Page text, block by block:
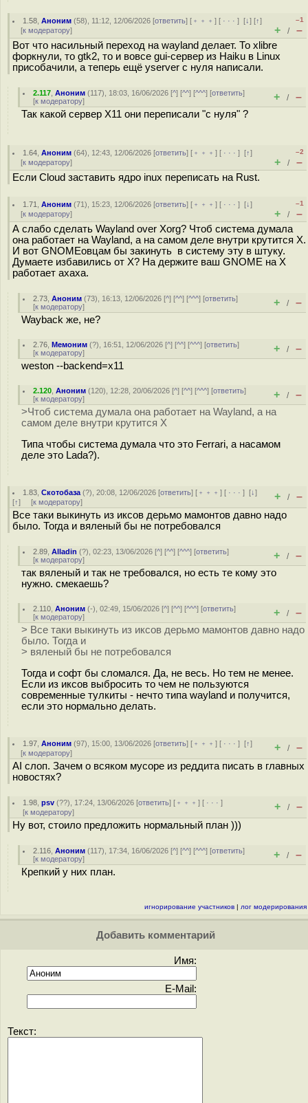
1.58 ,Аноним (58), 11:12, 12/06/2026 [ответить] [ ﹢﹢﹢] [ · · ·][↓] [↑]
[к модератору]
–1
+ / –
Вот что насильный переход на wayland делает. То xlibre
форкнули, то gtk2, то и вовсе gui-сервер из Haiku в Linux
присoбaчили, а теперь ещё yserver с нуля написали.
2.117 ,Аноним (117), 18:03, 16/06/2026 [^] [^^] [^^^] [ответить]
[к модератору] + / –
Так какой сервер X11 они переписали "с нуля" ?
1.64 ,Аноним (64), 12:43, 12/06/2026 [ответить] [ ﹢﹢﹢] [ · · ·][↑]
[к модератору]
–2
+ / –
Если Cloud заставить ядро inux переписать на Rust.
1.71 ,Аноним (71), 15:23, 12/06/2026 [ответить] [ ﹢﹢﹢] [ · · ·][↓]
[к модератору]
–1
+ / –
А слабо сделать Wayland over Xorg? Чтоб система думала
она работает на Wayland, а на самом деле внутри крутится X.
И вот GNOMEовцам бы закинуть в систему эту в штуку.
Думаете избавились от X? На держите ваш GNOME на X
работает ахаха.
2.73 ,Аноним (73), 16:13, 12/06/2026 [^] [^^] [^^^] [ответить]
[к модератору] + / –
Wayback же, не?
2.76 ,Мемоним (?), 16:51, 12/06/2026 [^] [^^] [^^^] [ответить]
[к модератору] + / –
weston --backend=x11
2.120 ,Аноним (120), 12:28, 20/06/2026 [^] [^^] [^^^] [ответить]
[к модератору] + / –
>Чтоб система думала она работает на Wayland, а на
самом деле внутри крутится X
Типа чтобы система думала что это Ferrari, а насамом
деле это Lada?).
1.83 ,Скотобаза (?), 20:08, 12/06/2026 [ответить] [ ﹢﹢﹢] [ · · ·][↓]
[↑] [к модератору] + / –
Все таки выкинуть из иксов дерьмо мамонтов давно надо
было. Тогда и вяленый бы не потребовался
2.89 ,Alladin (?), 02:23, 13/06/2026 [^] [^^] [^^^] [ответить]
[к модератору] + / –
так вяленый и так не требовался, но есть те кому это
нужно. смекаешь?
2.110 ,Аноним (-), 02:49, 15/06/2026 [^] [^^] [^^^] [ответить]
[к модератору] + / –
> Все таки выкинуть из иксов дерьмо мамонтов давно надо
было. Тогда и
> вяленый бы не потребовался
Тогда и софт бы сломался. Да, не весь. Но тем не менее.
Если из иксов выбросить то чем не пользуются
современные тулкиты - нечто типа wayland и получится,
если это нормально делать.
1.97 ,Аноним (97), 15:00, 13/06/2026 [ответить] [ ﹢﹢﹢] [ · · ·][↑]
[к модератору] + / –
AI слоп. Зачем о всяком мусоре из реддита писать в главных
новостях?
1.98 ,psv (??), 17:24, 13/06/2026 [ответить] [ ﹢﹢﹢] [ · · ·]
[к модератору] + / –
Ну вот, стоило предложить нормальный план )))
2.116 ,Аноним (117), 17:34, 16/06/2026 [^] [^^] [^^^] [ответить]
[к модератору] + / –
Крепкий у них план.
игнорирование участников | лог модерирования
Добавить комментарий
Имя:
E-Mail:
Текст: